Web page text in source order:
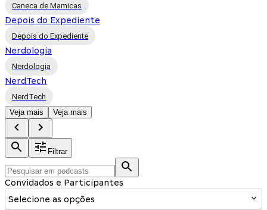
Caneca de Mamicas
Depois do Expediente
Depois do Expediente
Nerdologia
Nerdologia
NerdTech
NerdTech
Veja mais
Veja mais
Filtrar
Convidados e Participantes
Selecione as opções